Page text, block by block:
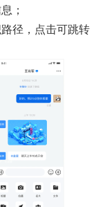
；
径，点击可跳转